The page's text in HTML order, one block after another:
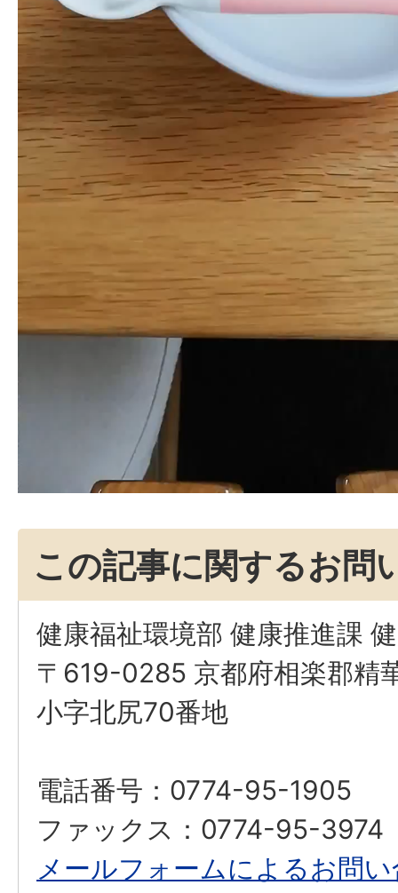
Video
この記事に関するお問
健康福祉環境部 健康推進課
〒619-0285 京都府相楽郡精
小字北尻70番地
電話番号：0774-95-1905
ファックス：0774-95-3974
メールフォームによるお問